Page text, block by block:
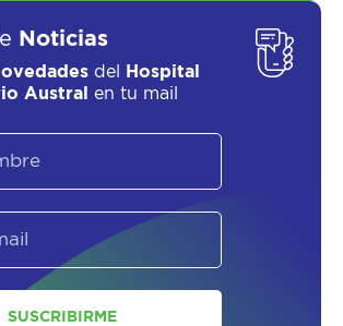
UN ASESOR
Noticias
del
Hospital
Austral
en tu mail
SUSCRIBIRME